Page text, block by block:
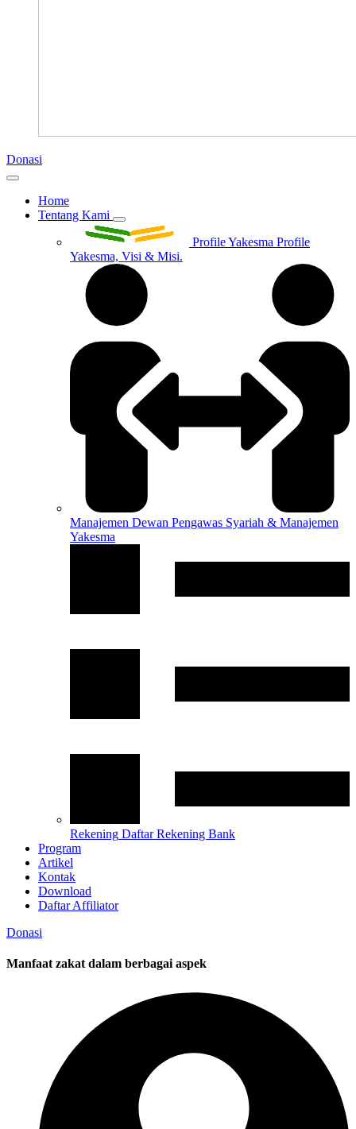
Donasi
Home
Tentang Kami
Profile Yakesma Profile
Yakesma, Visi & Misi.
Manajemen Dewan Pengawas Syariah & Manajemen
Yakesma
Rekening Daftar Rekening Bank
Program
Artikel
Kontak
Download
Daftar Affiliator
Donasi
Manfaat zakat dalam berbagai aspek